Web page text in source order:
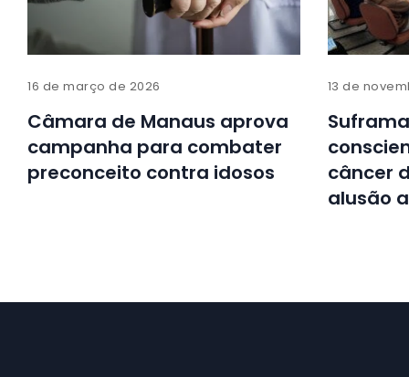
16 de março de 2026
Câmara de Manaus aprova
campanha para combater
preconceito contra idosos
13 de
câncer
alusão